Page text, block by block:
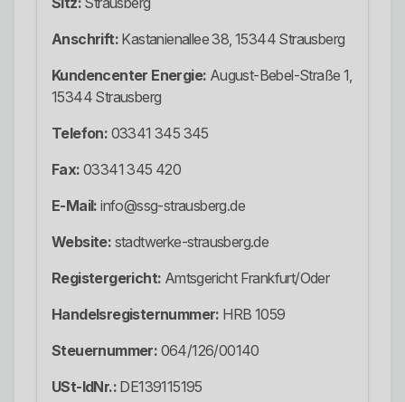
Anschrift: Kastanienallee 38, 15344 Strausberg
Kundencenter Energie: August-Bebel-Straße 1,
15344 Strausberg
Telefon: 03341 345 345
Fax: 03341 345 420
E-Mail: info@ssg-strausberg.de
Website: stadtwerke-strausberg.de
Registergericht: Amtsgericht Frankfurt/Oder
Handelsregisternummer: HRB 1059
Steuernummer: 064/126/00140
USt-IdNr.: DE139115195